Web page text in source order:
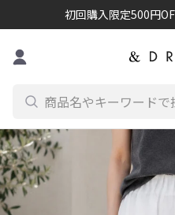
コンテ
初回購入限定500円